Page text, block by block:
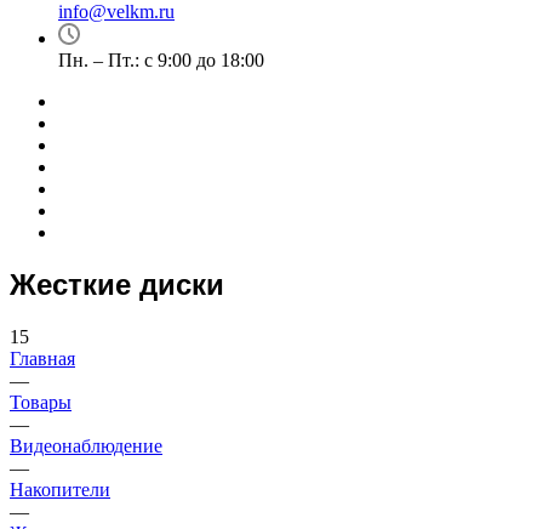
info@velkm.ru
Пн. – Пт.: с 9:00 до 18:00
Жесткие диски
15
Главная
—
Товары
—
Видеонаблюдение
—
Накопители
—